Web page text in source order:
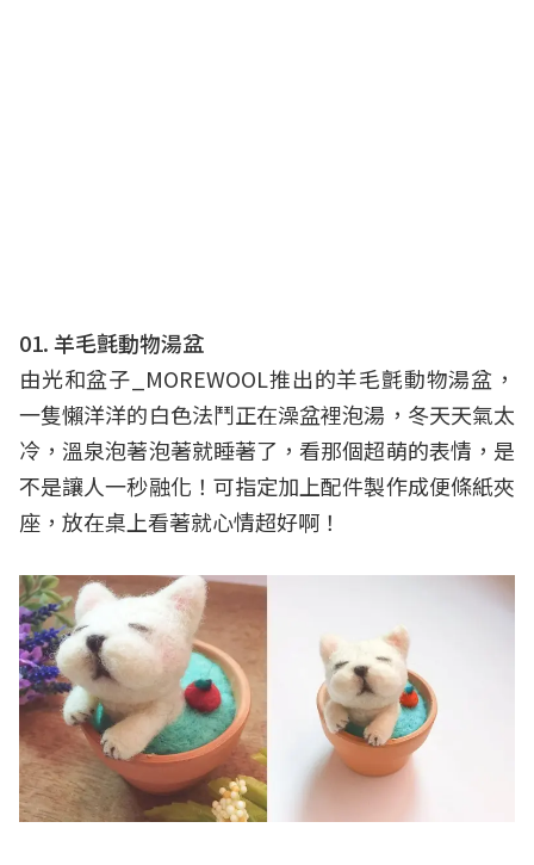
01. 羊毛氈動物湯盆
由光和盆子_MOREWOOL推出的羊毛氈動物湯盆，
一隻懶洋洋的白色法鬥正在澡盆裡泡湯，冬天天氣太
冷，溫泉泡著泡著就睡著了，看那個超萌的表情，是
不是讓人一秒融化！可指定加上配件製作成便條紙夾
座，放在桌上看著就心情超好啊！